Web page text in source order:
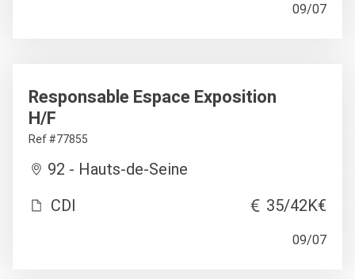
09/07
Responsable Espace Exposition
H/F
Ref #77855
92 - Hauts-de-Seine
CDI
35/42K€
09/07